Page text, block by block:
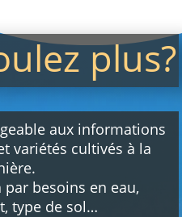
plus?
aux informations
variétés cultivés à la
besoins en eau,
type de sol…